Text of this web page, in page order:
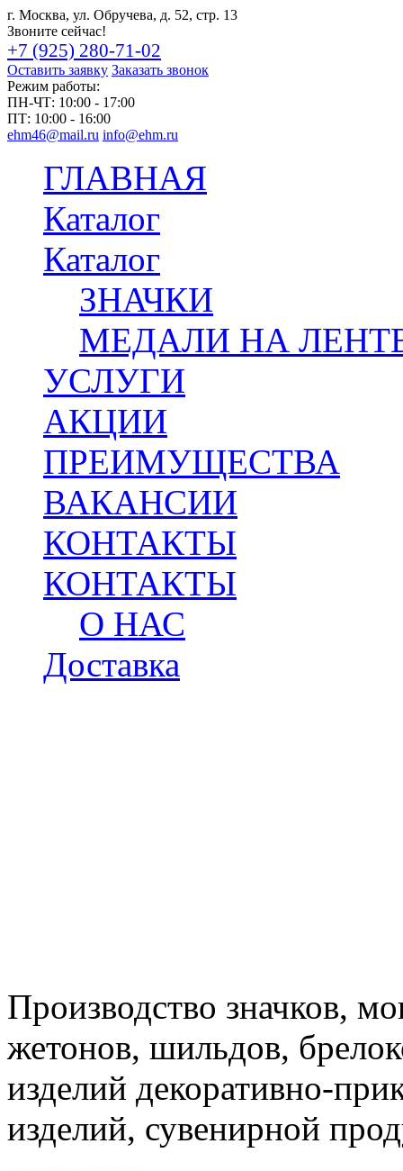
г. Москва, ул. Обручева, д. 52, стр. 13
Звоните сейчас!
+7 (925) 280-71-02
Оставить заявку Заказать звонок
Режим работы:
ПН-ЧТ: 10:00 - 17:00
ПТ: 10:00 - 16:00
ehm46@mail.ru info@ehm.ru
ГЛАВНАЯ
Каталог
Каталог
ЗНАЧКИ
МЕДАЛИ НА
УСЛУГИ
АКЦИИ
ПРЕИМУЩЕСТВА
ВАКАНСИИ
КОНТАКТЫ
КОНТАКТЫ
О НАС
Доставка
Производство значков,
жетонов, шильдов,
изделий декоративно-
изделий, сувенирной